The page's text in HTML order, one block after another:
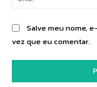
Salve meu nome,
vez que eu comentar.